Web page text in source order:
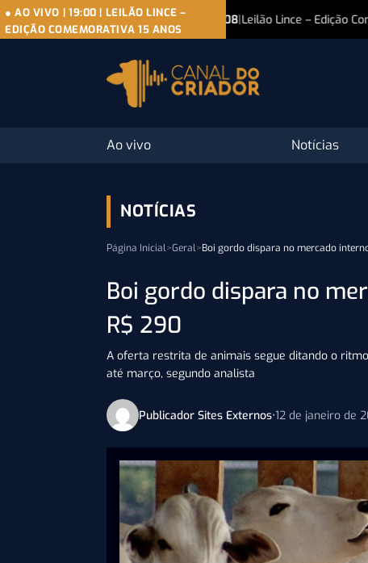
● AO VIVO | 19:00 | LEILÃO LINCE –
EDIÇÃO COMEMORATIVA 15 ANOS
07/08 |Leilão Lince – Edição Comemorativa 15 Anos ● AO
Ao vivo Notícias
NOTÍCIAS
Página Inicial>Geral>Boi gordo dispara no mercado
Boi gordo dispara no
R$ 290
A oferta restrita de animais segue ditando o
até março, segundo analista
Publicador Sites Externos•12 de janeiro de